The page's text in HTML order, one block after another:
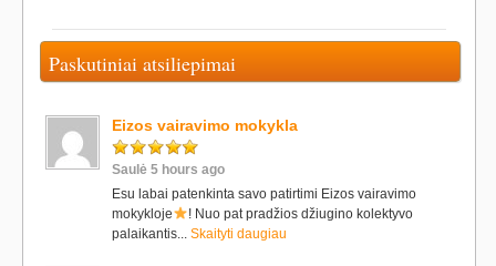
Paskutiniai atsiliepimai
Eizos vairavimo mokykla
Saulė 5 hours ago
Esu labai patenkinta savo patirtimi Eizos vairavimo
mokykloje
! Nuo pat pradžios džiugino kolektyvo
palaikantis... Skaityti daugiau